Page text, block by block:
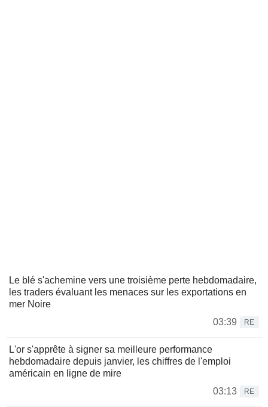
Le blé s'achemine vers une troisième perte hebdomadaire,
les traders évaluant les menaces sur les exportations en
mer Noire
03:39
RE
L'or s'apprête à signer sa meilleure performance
hebdomadaire depuis janvier, les chiffres de l'emploi
américain en ligne de mire
03:13
RE